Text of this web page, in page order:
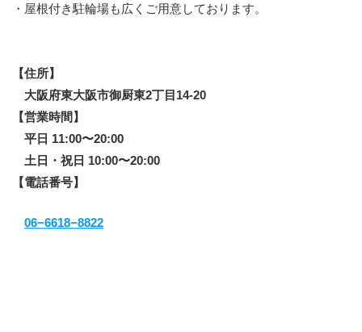
・屋根付き駐輪場も広くご用意しております。
【住所】
大阪府東大阪市御厨東2丁目14-20
【営業時間】
平日 11:00〜20:00
土日・祝日 10:00〜20:00
【電話番号】
06−6618−8822